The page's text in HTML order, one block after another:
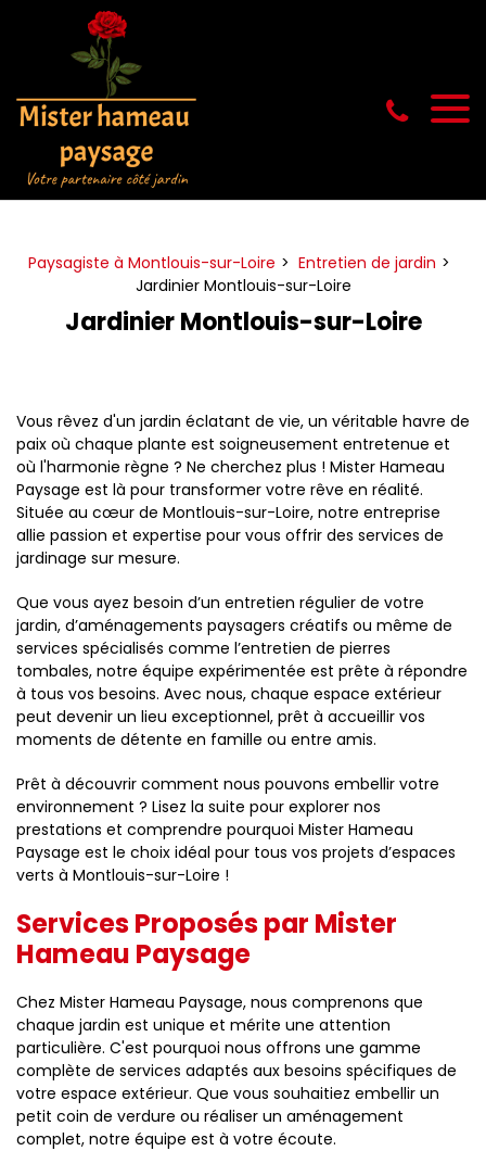
Paysagiste à Montlouis-sur-Loire
Entretien de jardin
Jardinier Montlouis-sur-Loire
Jardinier Montlouis-sur-Loire
Vous rêvez d'un jardin éclatant de vie, un véritable havre de
paix où chaque plante est soigneusement entretenue et
où l'harmonie règne ? Ne cherchez plus ! Mister Hameau
Paysage est là pour transformer votre rêve en réalité.
Située au cœur de Montlouis-sur-Loire, notre entreprise
allie passion et expertise pour vous offrir des services de
jardinage sur mesure.
Que vous ayez besoin d’un entretien régulier de votre
jardin, d’aménagements paysagers créatifs ou même de
services spécialisés comme l’entretien de pierres
tombales, notre équipe expérimentée est prête à répondre
à tous vos besoins. Avec nous, chaque espace extérieur
peut devenir un lieu exceptionnel, prêt à accueillir vos
moments de détente en famille ou entre amis.
Prêt à découvrir comment nous pouvons embellir votre
environnement ? Lisez la suite pour explorer nos
prestations et comprendre pourquoi Mister Hameau
Paysage est le choix idéal pour tous vos projets d’espaces
verts à Montlouis-sur-Loire !
Services Proposés par Mister
Hameau Paysage
Chez Mister Hameau Paysage, nous comprenons que
chaque jardin est unique et mérite une attention
particulière. C'est pourquoi nous offrons une gamme
complète de services adaptés aux besoins spécifiques de
votre espace extérieur. Que vous souhaitiez embellir un
petit coin de verdure ou réaliser un aménagement
complet, notre équipe est à votre écoute.
Panneau de gestion des cookies